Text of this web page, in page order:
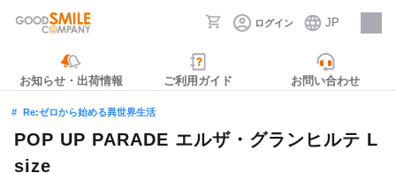
ログイン JP
採用情報
お知らせ・出荷情報 ご利用ガイド お問い合わせ
Re:ゼロから始める異世界生活
POP UP PARADE エルザ・グランヒルテ L
size